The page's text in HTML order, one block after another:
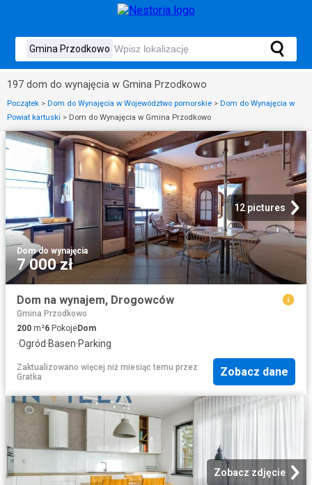
197 dom do wynajęcia w Gmina Przodkowo
Początek > Dom do Wynajęcia w Województwo pomorskie > Dom do Wynajęcia w
Powiat kartuski > Dom do Wynajęcia w Gmina Przodkowo
12 pictures
Dom·do wynajęcia
7 000 zł
Dom na wynajem, Drogowców
Gmina Przodkowo
200 m²6 PokojeDom
·Ogród·Basen·Parking
Zaktualizowano więcej niż miesiąc temu przez
Gratka
Zobacz dane
Zobacz zdjęcie